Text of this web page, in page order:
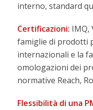
interno, standard
Certificazioni: IMQ,
famiglie di prodotti
internazionali e la
omologazioni dei
normative Reach,
Flessibilità di una